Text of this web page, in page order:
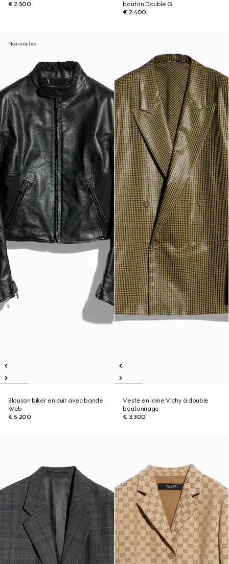
€ 2.500
bouton Double G
€ 2.400
Nouveautés
Blouson biker en cuir avec bande
Web
€ 5.200
Veste en laine Vichy à double
boutonnage
€ 3.300